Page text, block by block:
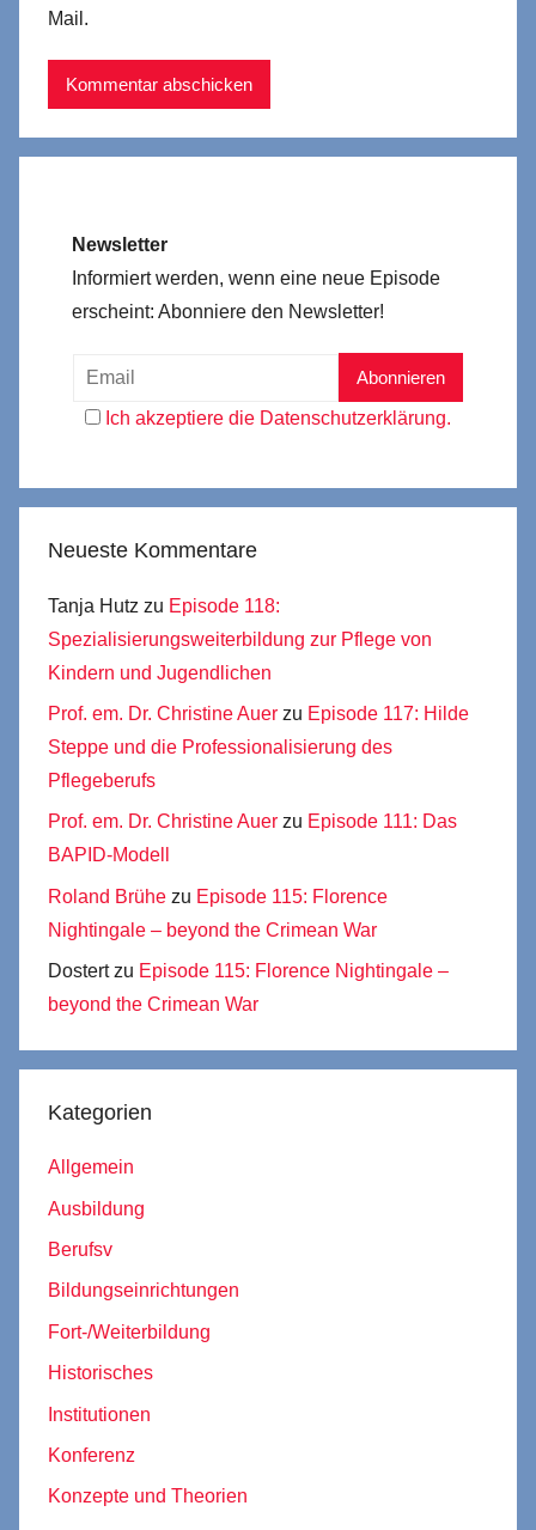
Mail.
Newsletter
Informiert werden, wenn eine neue Episode
erscheint: Abonniere den Newsletter!
Ich akzeptiere die Datenschutzerklärung.
Neueste Kommentare
Tanja Hutz zu Episode 118:
Spezialisierungsweiterbildung zur Pflege von
Kindern und Jugendlichen
Prof. em. Dr. Christine Auer zu Episode 117: Hilde
Steppe und die Professionalisierung des
Pflegeberufs
Prof. em. Dr. Christine Auer zu Episode 111: Das
BAPID-Modell
Roland Brühe zu Episode 115: Florence
Nightingale – beyond the Crimean War
Dostertzu Episode 115: Florence Nightingale –
beyond the Crimean War
Kategorien
Allgemein
Ausbildung
Berufsv
Bildungseinrichtungen
Fort-/Weiterbildung
Historisches
Institutionen
Konferenz
Konzepte und Theorien